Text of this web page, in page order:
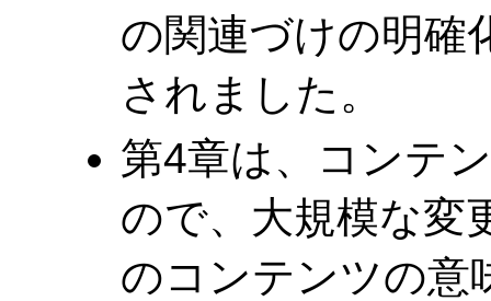
の関連づけの明確
されました。
第4章は、コンテ
ので、大規模な変
のコンテンツの意